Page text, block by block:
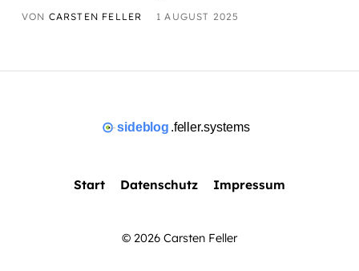
VON CARSTEN FELLER 1 AUGUST 2025
Start Datenschutz Impressum
© 2026 Carsten Feller